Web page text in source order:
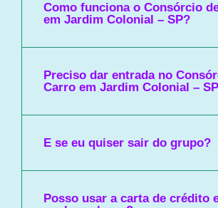
Como funciona o Consórcio
em Jardim Colonial – SP?
Preciso dar entrada no
Carro em Jardim Colonial –
E se eu quiser sair do grupo?
Posso usar a carta de crédito